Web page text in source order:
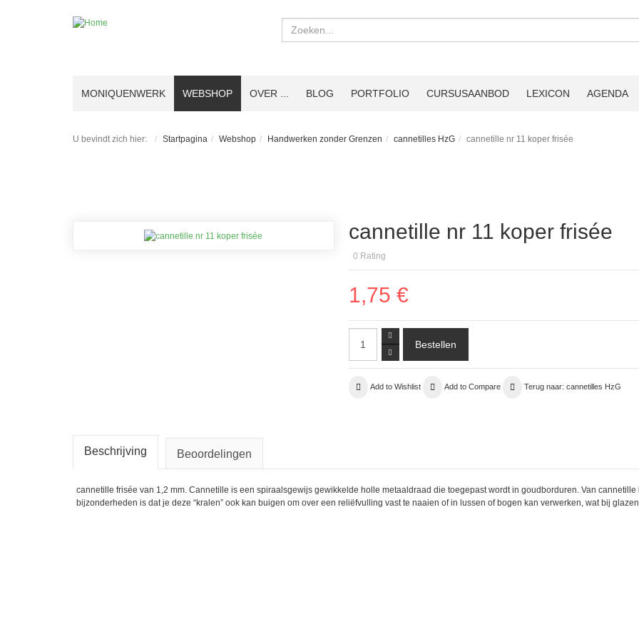
MONIQUENWERK WEBSHOP OVER ... BLOG PORTFOLIO CURSUSAANBOD LEXICON AGENDA
U bevindt zich hier: Startpagina Webshop Handwerken zonder Grenzen cannetilles HzG cannetille nr 11 koper frisée
cannetille nr 11 koper frisée
0 Rating
1,75 €
Add to Wishlist Add to Compare Terug naar: cannetilles HzG
Beschrijving Beoordelingen
cannetille frisée van 1,2 mm. Cannetille is een spiraalsgewijs gewikkelde holle metaaldraad die toegepast wordt in goudborduren. Van
bijzonderheden is dat je deze “kralen” ook kan buigen om over een reliëfvulling vast te naaien of in lussen of bogen kan verwerken, wat bij